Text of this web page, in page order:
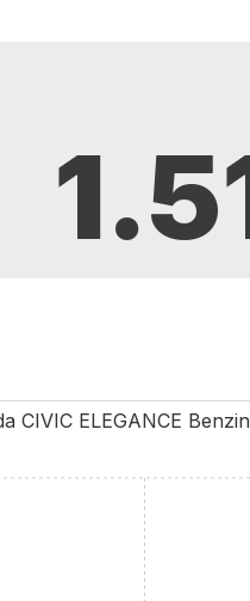
CIVIC ELEGANCE Benzin